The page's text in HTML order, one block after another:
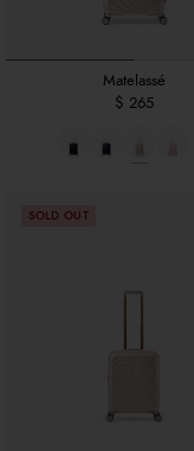
Matelassé
$ 265